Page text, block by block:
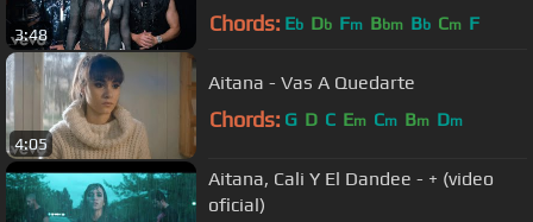
3:48 Chords: Eb Db Fm Bbm Bb Cm F
4:05
Aitana - Vas A Quedarte
Chords: G D C Em Cm Bm Dm
Aitana, Cali Y El Dandee - + (video
oficial)